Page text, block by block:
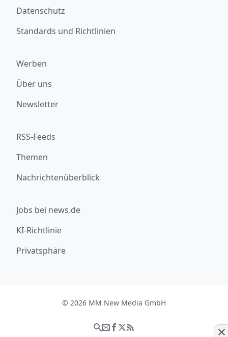
Datenschutz
Standards und Richtlinien
Werben
Über uns
Newsletter
RSS-Feeds
Themen
Nachrichtenüberblick
Jobs bei news.de
KI-Richtlinie
Privatsphäre
© 2026 MM New Media GmbH